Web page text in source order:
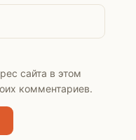
сайта в этом
комментариев.